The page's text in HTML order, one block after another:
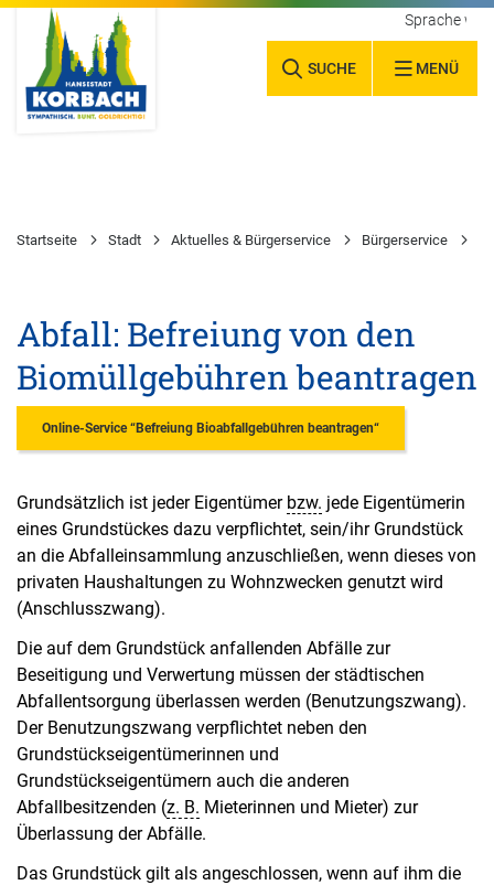
SUCHE MENÜ
Sprache
Startseite Stadt Aktuelles & Bürgerservice Bürgerservice
Abfall: Befreiung von den
Biomüllgebühren beantragen
Online-Service “Befreiung Bioabfallgebühren beantragen“
Grundsätzlich ist jeder Eigentümer bzw. jede Eigentümerin
eines Grundstückes dazu verpflichtet, sein/ihr Grundstück
an die Abfalleinsammlung anzuschließen, wenn dieses von
privaten Haushaltungen zu Wohnzwecken genutzt wird
(Anschlusszwang).
Die auf dem Grundstück anfallenden Abfälle zur
Beseitigung und Verwertung müssen der städtischen
Abfallentsorgung überlassen werden (Benutzungszwang).
Der Benutzungszwang verpflichtet neben den
Grundstückseigentümerinnen und
Grundstückseigentümern auch die anderen
Abfallbesitzenden (z. B. Mieterinnen und Mieter) zur
Überlassung der Abfälle.
Das Grundstück gilt als angeschlossen, wenn auf ihm die